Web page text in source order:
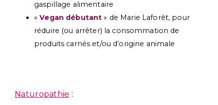
gaspillage alimentaire
«Vegan débutant » de Marie Laforêt, pour
réduire (ou arrêter) la consommation de
produits carnés et/ou d’origine animale
Naturopathie :